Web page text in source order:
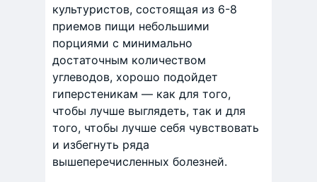
культуристов, состоящая из 6-8
приемов пищи небольшими
порциями с минимально
достаточным количеством
углеводов, хорошо подойдет
гиперстеникам — как для того,
чтобы лучше выглядеть, так и для
того, чтобы лучше себя чувствовать
и избегнуть ряда
вышеперечисленных болезней.